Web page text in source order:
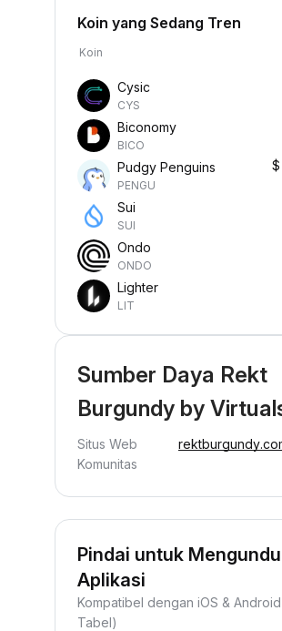
Koin yang Sedang Tren
Koin
Cysic
CYS
Biconomy
BICO
Pudgy Penguins
PENGU
$
Sui
SUI
Ondo
ONDO
Lighter
LIT
Sumber Daya Rekt
Burgundy by
Situs Web
Komunitas
Pindai untuk
Aplikasi
Kompatibel dengan iOS &
Tabel)